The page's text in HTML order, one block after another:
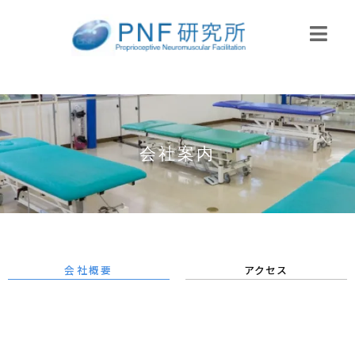
会社案内
会社概要 アクセス